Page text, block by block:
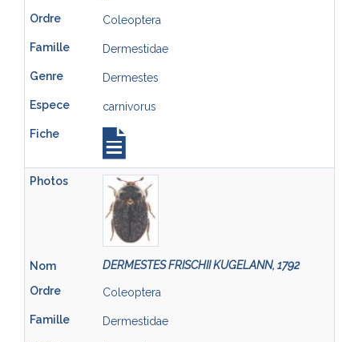
Coleoptera
Dermestidae
Dermestes
carnivorus
DERMESTES FRISCHII KUGELANN, 1792
Coleoptera
Dermestidae